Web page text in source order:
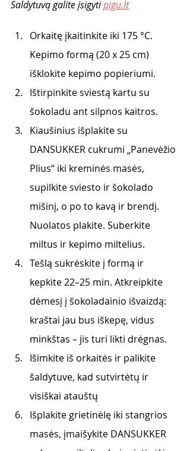
Šaldytuvą galite įsigyti pigu.lt
Orkaitę įkaitinkite iki 175 °C.
Kepimo formą (20 x 25 cm)
išklokite kepimo popieriumi.
Ištirpinkite sviestą kartu su
šokoladu ant silpnos kaitros.
Kiaušinius išplakite su
DANSUKKER cukrumi „Panevėžio
Plius“ iki kreminės masės,
supilkite sviesto ir šokolado
mišinį, o po to kavą ir brendį.
Nuolatos plakite. Suberkite
miltus ir kepimo miltelius.
Tešlą sukrėskite į formą ir
kepkite 22–25 min. Atkreipkite
dėmesį į šokoladainio išvaizdą:
kraštai jau bus iškepę, vidus
minkštas – jis turi likti drėgnas.
Išimkite iš orkaitės ir palikite
šaldytuve, kad sutvirtėtų ir
visiškai atauštų
Išplakite grietinėlę iki stangrios
masės, įmaišykite DANSUKKER